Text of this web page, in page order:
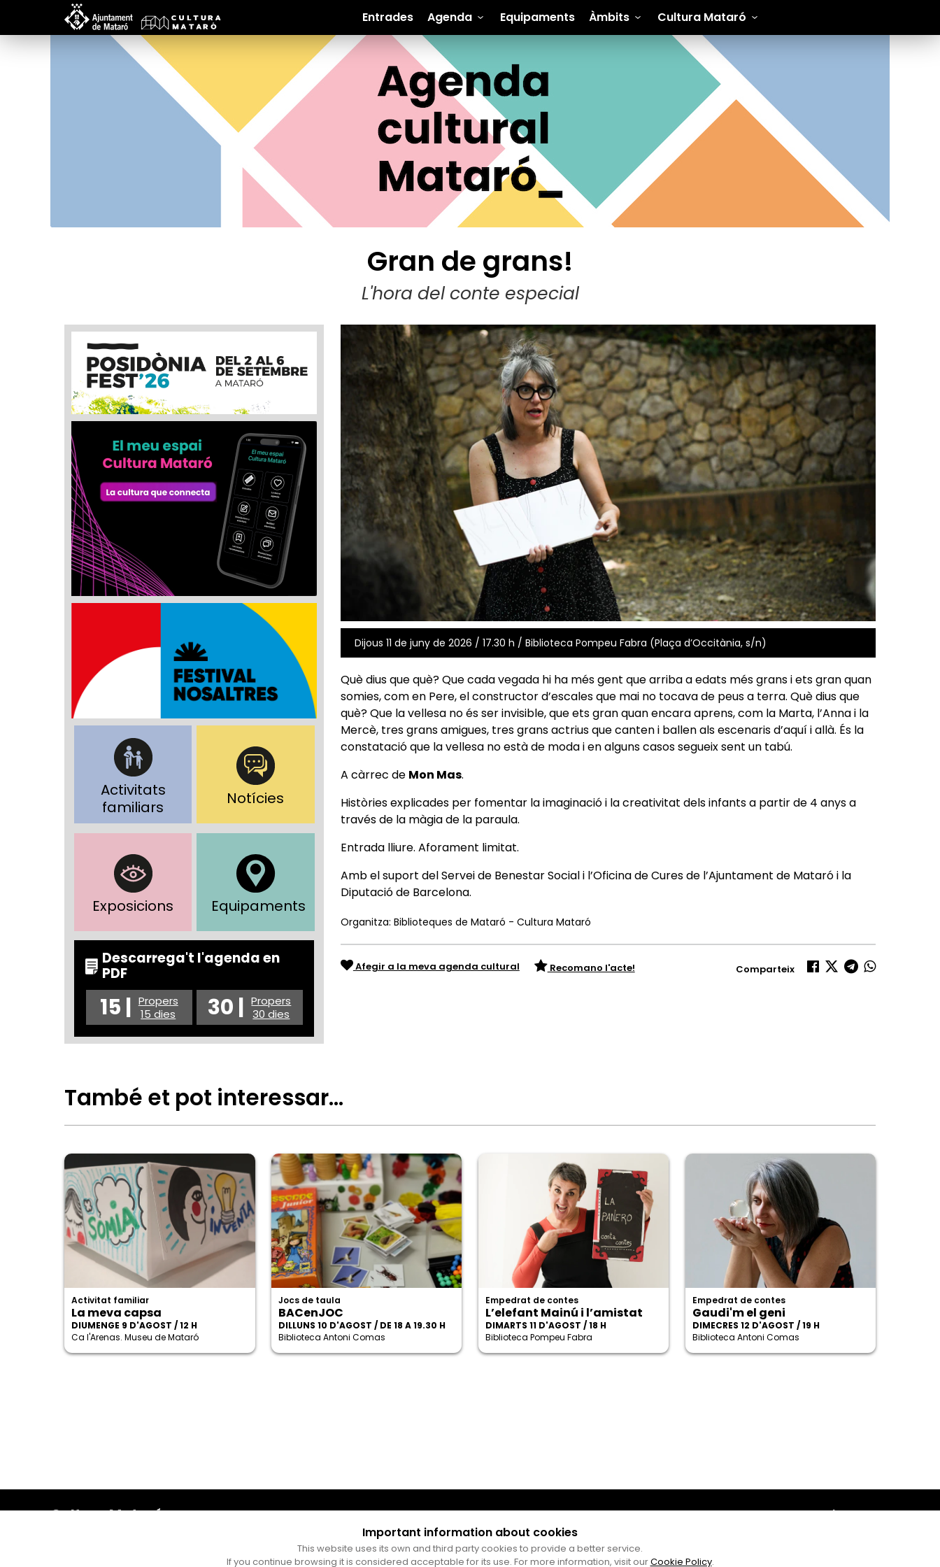
Entrades Agenda Equipaments Àmbits Cultura Mataró
Gran de grans!
L'hora del conte especial
Activitats
familiars
Notícies
Exposicions Equipaments
Descarrega't l'agenda en
PDF
15 | Propers
15 dies
30 | Propers
30 dies
Dijous 11 de juny de 2026 / 17.30 h / Biblioteca Pompeu Fabra (Plaça d’Occitània, s/n)
Què dius que què? Que cada vegada hi ha més gent que arriba a edats més grans i ets gran quan
somies, com en Pere, el constructor d’escales que mai no tocava de peus a terra. Què dius que
què? Que la vellesa no és ser invisible, que ets gran quan encara aprens, com la Marta, l’Anna i la
Mercè, tres grans amigues, tres grans actrius que canten i ballen als escenaris d’aquí i allà. És la
constatació que la vellesa no està de moda i en alguns casos segueix sent un tabú.
A càrrec de Mon Mas.
Històries explicades per fomentar la imaginació i la creativitat dels infants a partir de 4 anys a
través de la màgia de la paraula.
Entrada lliure. Aforament limitat.
Amb el suport del Servei de Benestar Social i l’Oficina de Cures de l’Ajuntament de Mataró i la
Diputació de Barcelona.
Organitza: Biblioteques de Mataró - Cultura Mataró
Afegir a la meva agenda cultural Recomano l'acte! Comparteix
També et pot interessar…
Activitat familiar
La meva capsa
DIUMENGE 9 D'AGOST / 12 H
Ca l'Arenas. Museu de Mataró
Jocs de taula
BACenJOC
DILLUNS 10 D'AGOST / DE 18 A 19.30 H
Biblioteca Antoni Comas
Empedrat de contes
L’elefant Mainú i l’amistat
DIMARTS 11 D'AGOST / 18 H
Biblioteca Pompeu Fabra
Empedrat de contes
Gaudi'm el geni
DIMECRES 12 D'AGOST / 19 H
Biblioteca Antoni Comas
Cultura Mataró
Horari d'obertura: dilluns, dimecres i divendres de 10 a
Amb el suport
Important information about cookies
This website uses its own and third party cookies to provide a better service.
If you continue browsing it is considered acceptable for its use. For more information, visit ourCookie Policy.